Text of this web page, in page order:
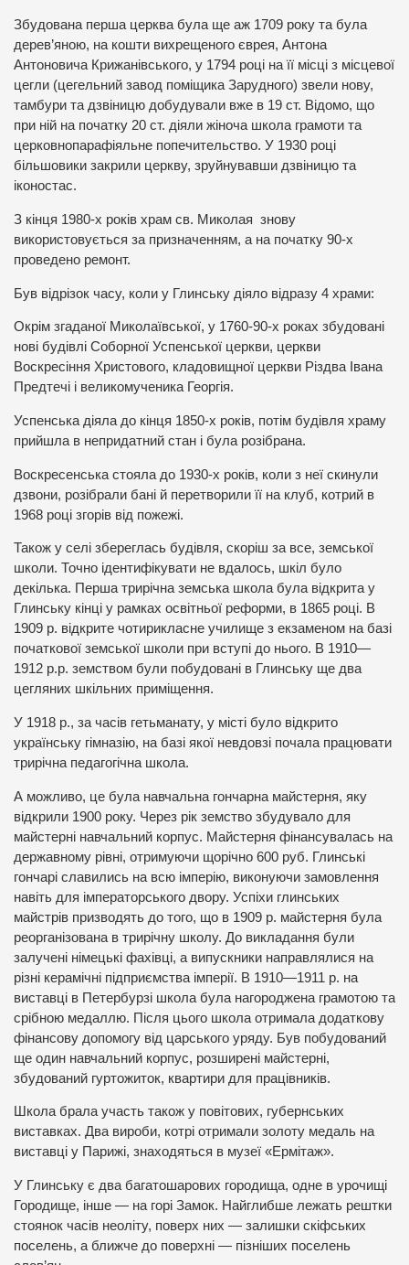
Збудована перша церква була ще аж 1709 року та була
дерев’яною, на кошти вихрещеного єврея, Антона
Антоновича Крижанівського, у 1794 році на її місці з місцевої
цегли (цегельний завод поміщика Зарудного) звели нову,
тамбури та дзвіницю добудували вже в 19 ст. Відомо, що
при ній на початку 20 ст. діяли жіноча школа грамоти та
церковнопарафіяльне попечительство. У 1930 році
більшовики закрили церкву, зруйнувавши дзвіницю та
іконостас.
З кінця 1980-х років храм св. Миколая знову
використовується за призначенням, а на початку 90-х
проведено ремонт.
Був відрізок часу, коли у Глинську діяло відразу 4 храми:
Окрім згаданої Миколаївської, у 1760-90-х роках збудовані
нові будівлі Соборної Успенської церкви, церкви
Воскресіння Христового, кладовищної церкви Різдва Івана
Предтечі і великомученика Георгія.
Успенська діяла до кінця 1850-х років, потім будівля храму
прийшла в непридатний стан і була розібрана.
Воскресенська стояла до 1930-х років, коли з неї скинули
дзвони, розібрали бані й перетворили її на клуб, котрий в
1968 році згорів від пожежі.
Також у селі збереглась будівля, скоріш за все, земської
школи. Точно ідентифікувати не вдалось, шкіл було
декілька. Перша трирічна земська школа була відкрита у
Глинську кінці у рамках освітньої реформи, в 1865 році. В
1909 р. відкрите чотирикласне училище з екзаменом на базі
початкової земської школи при вступі до нього. В 1910—
1912 р.р. земством були побудовані в Глинську ще два
цегляних шкільних приміщення.
У 1918 р., за часів гетьманату, у місті було відкрито
українську гімназію, на базі якої невдовзі почала працювати
трирічна педагогічна школа.
А можливо, це була навчальна гончарна майстерня, яку
відкрили 1900 року. Через рік земство збудувало для
майстерні навчальний корпус. Майстерня фінансувалась на
державному рівні, отримуючи щорічно 600 руб. Глинські
гончарі славились на всю імперію, виконуючи замовлення
навіть для імператорського двору. Успіхи глинських
майстрів призводять до того, що в 1909 р. майстерня була
реорганізована в трирічну школу. До викладання були
залучені німецькі фахівці, а випускники направлялися на
різні керамічні підприємства імперії. В 1910—1911 р. на
виставці в Петербурзі школа була нагороджена грамотою та
срібною медаллю. Після цього школа отримала додаткову
фінансову допомогу від царського уряду. Був побудований
ще один навчальний корпус, розширені майстерні,
збудований гуртожиток, квартири для працівників.
Школа брала участь також у повітових, губернських
виставках. Два вироби, котрі отримали золоту медаль на
виставці у Парижі, знаходяться в музеї «Ермітаж».
У Глинську є два багатошарових городища, одне в урочищі
Городище, інше — на горі Замок. Найглибше лежать рештки
стоянок часів неоліту, поверх них — залишки скіфських
поселень, а ближче до поверхні — пізніших поселень